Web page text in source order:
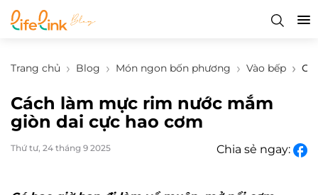
Trang chủ Blog Món ngon bốn phương Vào bếp
Cách làm mực rim nước mắm
giòn dai cực hao cơm
Thứ tư, 24 tháng 9 2025 Chia sẻ ngay: